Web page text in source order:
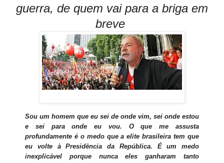
guerra, de quem vai para a briga em
breve
Sou um homem que eu sei de onde vim, sei onde estou
e sei para onde eu vou. O que me assusta
profundamente é o medo que a elite brasileira tem que
eu volte à Presidência da República. É um medo
inexplicável porque nunca eles ganharam tanto